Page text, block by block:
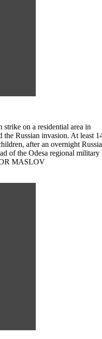
strike on a residential area in
Russian invasion. At least
after an overnight
of the Odesa regional military
MASLOV